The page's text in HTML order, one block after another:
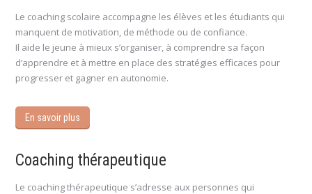
Le coaching scolaire accompagne les élèves et les étudiants qui
manquent de motivation, de méthode ou de confiance.
Il aide le jeune à mieux s’organiser, à comprendre sa façon
d’apprendre et à mettre en place des stratégies efficaces pour
progresser et gagner en autonomie.
En savoir plus
Coaching thérapeutique
Le coaching thérapeutique s’adresse aux personnes qui